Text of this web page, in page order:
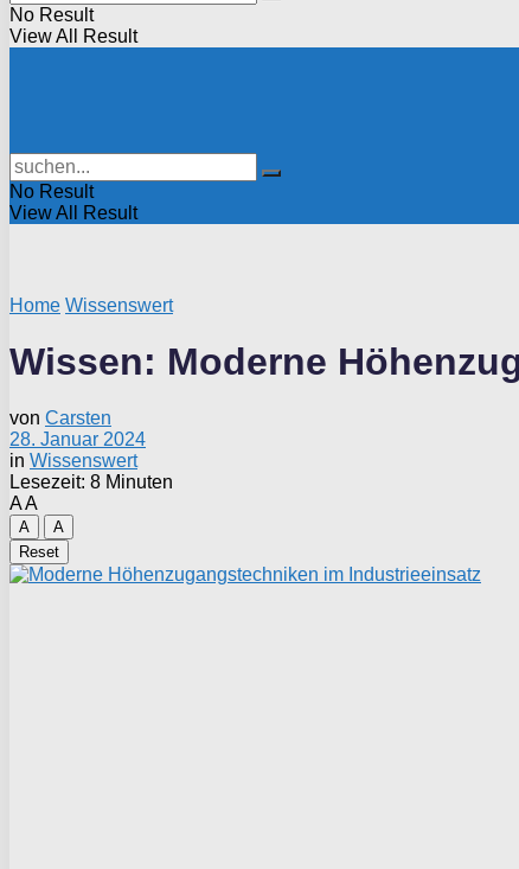
No Result
View All Result
No Result
View All Result
Home Wissenswert
Wissen: Moderne
von Carsten
28. Januar 2024
in Wissenswert
Lesezeit: 8 Minuten
AA
A
A
Reset